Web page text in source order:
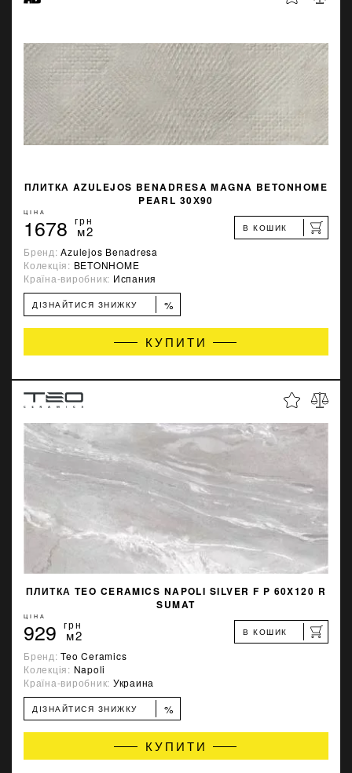
ПЛИТКА AZULEJOS BENADRESA MAGNA BETONHOME
PEARL 30Х90
ЦІНА
1678 грн
м2 В КОШИК
Бренд:Azulejos Benadresa
Колекція: BETONHOME
Країна-виробник: Испания
ДІЗНАЙТИСЯ ЗНИЖКУ %
КУПИТИ
ПЛИТКА TEO CERAMICS NAPOLI SILVER F P 60X120 R
SUMAT
ЦІНА
929 грн
м2 В КОШИК
Бренд:Teo Ceramics
Колекція: Napoli
Країна-виробник: Украина
ДІЗНАЙТИСЯ ЗНИЖКУ %
КУПИТИ